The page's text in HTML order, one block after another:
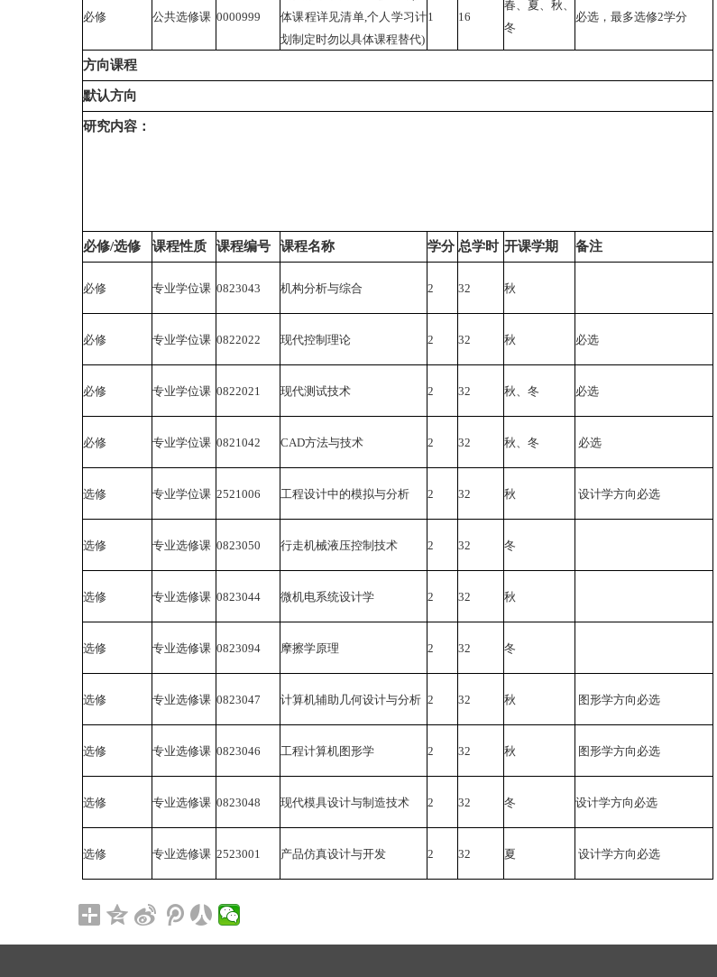
必修 公共选修课 0000999
体课程详见清单,个人学习计
划制定时勿以具体课程替代)
1 16
春、夏、秋、
冬
必选，最多选修2学分
方向课程
默认方向
研究内容：
必修/选修 课程性质 课程编号 课程名称 学分 总学时 开课学期 备注
必修 专业学位课 0823043 机构分析与综合 2 32 秋
必修 专业学位课 0822022 现代控制理论 2 32 秋 必选
必修 专业学位课 0822021 现代测试技术 2 32 秋、冬 必选
必修 专业学位课 0821042 CAD方法与技术 2 32 秋、冬 必选
选修 专业学位课 2521006 工程设计中的模拟与分析 2 32 秋 设计学方向必选
选修 专业选修课 0823050 行走机械液压控制技术 2 32 冬
选修 专业选修课 0823044 微机电系统设计学 2 32 秋
选修 专业选修课 0823094 摩擦学原理 2 32 冬
选修 专业选修课 0823047 计算机辅助几何设计与分析 2 32 秋 图形学方向必选
选修 专业选修课 0823046 工程计算机图形学 2 32 秋 图形学方向必选
选修 专业选修课 0823048 现代模具设计与制造技术 2 32 冬 设计学方向必选
选修 专业选修课 2523001 产品仿真设计与开发 2 32 夏 设计学方向必选